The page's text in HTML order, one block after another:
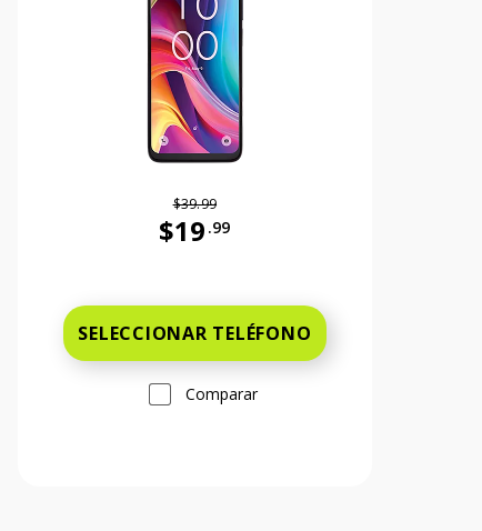
$39.99
$19 .99
SELECCIONAR TELÉFONO
Comparar